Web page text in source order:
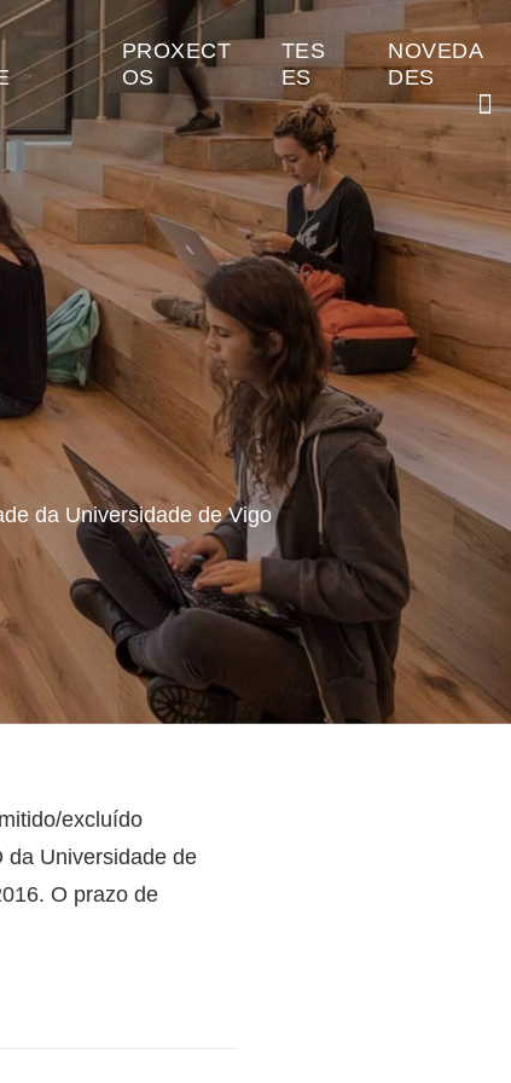
PROXECT
OS
TES
ES
NOVEDA
DES
da Universidade de Vigo
excluído
da Universidade de
O prazo de